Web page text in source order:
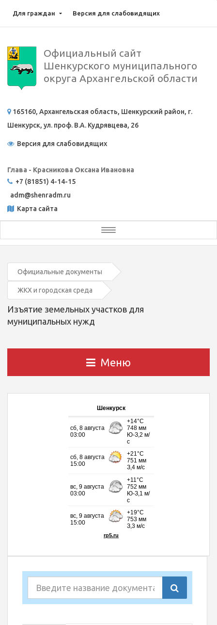
Для граждан Версия для слабовидящих
Официальный сайт
Шенкурского муниципального
округа Архангельской области
165160, Архангельская область, Шенкурский район, г.
Шенкурск, ул. проф. В.А. Кудрявцева, 26
Версия для слабовидящих
Глава - Красникова Оксана Ивановна
+7 (81851) 4-14-15
adm@shenradm.ru
Карта сайта
Toggle
navigation
Официальные документы
ЖКХ и городская среда
Изъятие земельных участков для
муниципальных нужд
Меню
Шенкурск